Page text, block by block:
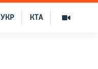
КТА
УКР